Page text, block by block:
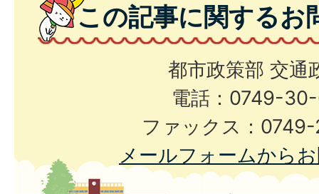
この記事に関するお
都市政策部 交通
電話：0749-
ファックス：
メールフォームから